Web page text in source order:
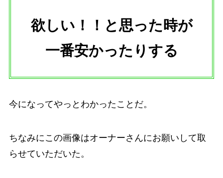
欲しい！！と思った時が
一番安かったりする
今になってやっとわかったことだ。
ちなみにこの画像はオーナーさんにお願いして取
らせていただいた。